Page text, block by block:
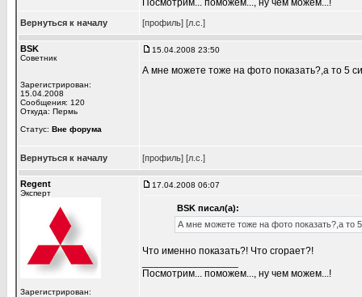
Посмотрим... поможем..., ну чем можем...!
Вернуться к началу [профиль] [л.с.]
BSK
Советник
Зарегистрирован:
15.04.2008
Сообщения: 120
Откуда: Пермь
Статус: Вне форума
15.04.2008 23:50
А мне можете тоже на фото показать?,а то 5
Вернуться к началу [профиль] [л.с.]
Regent
Эксперт
Зарегистрирован:
17.04.2008 06:07
BSK писал(а):
А мне можете тоже на фото показать?,а то 5
Что именно показать?! Что сгорает?!
Посмотрим... поможем..., ну чем можем...!